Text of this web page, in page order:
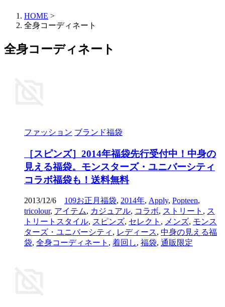
HOME >
全身コーディネート
全身コーディネート
ファッション ブランド福袋
［スピンズ］2014年福袋先行受付中！中身の
見える福袋。モンスターズ・ユニバーシティ
コラボ福袋も！送料無料
2013/12/6 109お正月福袋, 2014年, Apply, Popteen,
tricolour, アイテム, カジュアル, コラボ, ストリート , ス
トリートスタイル, スピンズ, セレクト , メンズ, モンス
ターズ・ユニバーシティ , レディース, 中身の見える福
袋, 全身コーディネート , 着回し, 福袋, 通販限定